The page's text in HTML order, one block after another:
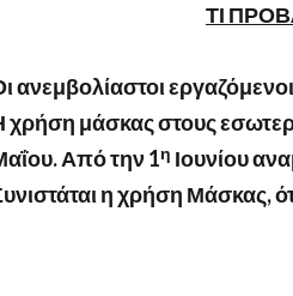
ΤΙ
ανεμβολίαστοι
χρήση μάσκας στους
Από την 1η Ιουνίου
η χρήση Μάσκας,